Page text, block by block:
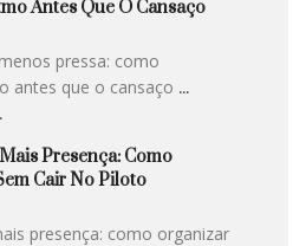
Antes Que O Cansaço
pressa: como
antes que o cansaço ...
Presença: Como
Cair No Piloto
presença: como organizar